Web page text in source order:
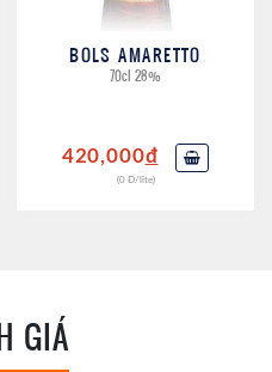
BOLS AMARETTO
70cl 28%
420,000đ
(0 Đ/lite)
GIÁ